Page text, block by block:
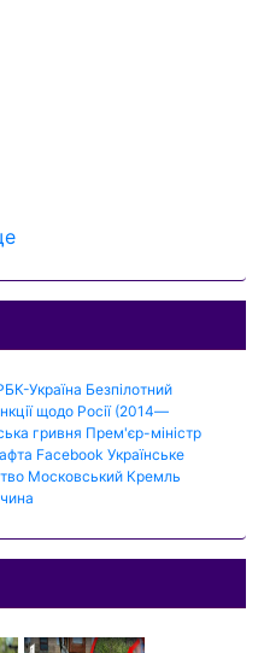
Україна Безпілотний
щодо Росії (2014—
гривня Прем'єр-міністр
Facebook Українське
Московський Кремль